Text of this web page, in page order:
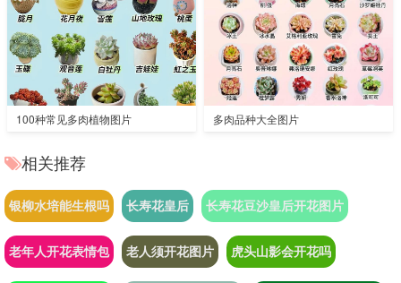
100种常见多肉植物图片 多肉品种大全图片
相关推荐
银柳水培能生根吗 长寿花皇后 长寿花豆沙皇后开花图片
老年人开花表情包 老人须开花图片 虎头山影会开花吗